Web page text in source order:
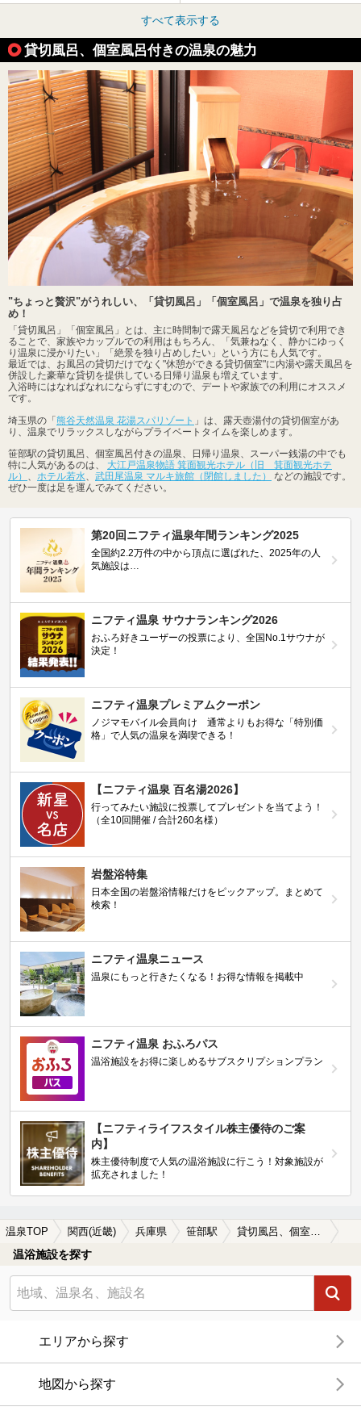
すべて表示する
貸切風呂、個室風呂付きの温泉の魅力
"ちょっと贅沢"がうれしい、「貸切風呂」「個室風呂」で温泉を独り占
め！
「貸切風呂」「個室風呂」とは、主に時間制で露天風呂などを貸切で利用でき
ることで、家族やカップルでの利用はもちろん、「気兼ねなく、静かにゆっく
り温泉に浸かりたい」「絶景を独り占めしたい」という方にも人気です。
最近では、お風呂の貸切だけでなく"休憩ができる貸切個室"に内湯や露天風呂を
併設した豪華な貸切を提供している日帰り温泉も増えています。
入浴時にはなればなれにならずにすむので、デートや家族での利用にオススメ
です。
埼玉県の「 熊谷天然温泉 花湯スパリゾート 」は、露天壺湯付の貸切個室があ
り、温泉でリラックスしながらプライベートタイムを楽しめます。
笹部駅の貸切風呂、個室風呂付きの温泉、日帰り温泉、スーパー銭湯の中でも
特に人気があるのは、 大江戸温泉物語 箕面観光ホテル（旧 箕面観光ホテ
ル） 、 ホテル若水、 武田尾温泉 マルキ旅館（閉館しました）
などの施設です。
ぜひ一度は足を運んでみてください。
第20回ニフティ温泉年間ランキング2025
全国約2.2万件の中から頂点に選ばれた、2025年の人
気施設は…
ニフティ温泉 サウナランキング2026
おふろ好きユーザーの投票により、全国No.1サウナが
決定！
ニフティ温泉プレミアムクーポン
ノジマモバイル会員向け 通常よりもお得な「特別価
格」で人気の温泉を満喫できる！
【ニフティ温泉 百名湯2026】
行ってみたい施設に投票してプレゼントを当てよう！
（全10回開催 / 合計260名様）
岩盤浴特集
日本全国の岩盤浴情報だけをピックアップ。まとめて
検索！
ニフティ温泉ニュース
温泉にもっと行きたくなる！お得な情報を掲載中
ニフティ温泉 おふろパス
温浴施設をお得に楽しめるサブスクリプションプラン
【ニフティライフスタイル株主優待のご案
内】
株主優待制度で人気の温浴施設に行こう！対象施設が
拡充されました！
温泉TOP 関西(近畿) 兵庫県 笹部駅
温浴施設を探す
エリアから探す
地図から探す